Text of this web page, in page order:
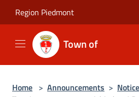
Region Piedmont
Town of
Home > Announcements >